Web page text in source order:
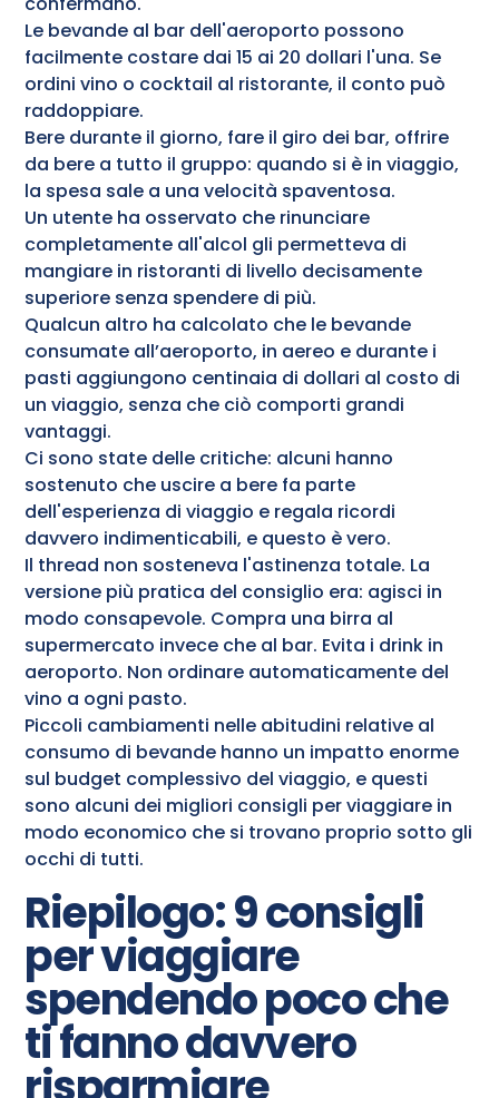
Le bevande al bar dell'aeroporto possono
facilmente costare dai 15 ai 20 dollari l'una. Se
ordini vino o cocktail al ristorante, il conto può
raddoppiare.
Bere durante il giorno, fare il giro dei bar, offrire
da bere a tutto il gruppo: quando si è in viaggio,
la spesa sale a una velocità spaventosa.
Un utente ha osservato che rinunciare
completamente all'alcol gli permetteva di
mangiare in ristoranti di livello decisamente
superiore senza spendere di più.
Qualcun altro ha calcolato che le bevande
consumate all’aeroporto, in aereo e durante i
pasti aggiungono centinaia di dollari al costo di
un viaggio, senza che ciò comporti grandi
vantaggi.
Ci sono state delle critiche: alcuni hanno
sostenuto che uscire a bere fa parte
dell'esperienza di viaggio e regala ricordi
davvero indimenticabili, e questo è vero.
Il thread non sosteneva l'astinenza totale. La
versione più pratica del consiglio era: agisci in
modo consapevole. Compra una birra al
supermercato invece che al bar. Evita i drink in
aeroporto. Non ordinare automaticamente del
vino a ogni pasto.
Piccoli cambiamenti nelle abitudini relative al
consumo di bevande hanno un impatto enorme
sul budget complessivo del viaggio, e questi
sono alcuni dei migliori consigli per viaggiare in
modo economico che si trovano proprio sotto gli
occhi di tutti.
Riepilogo: 9 consigli
per viaggiare
spendendo poco che
ti fanno davvero